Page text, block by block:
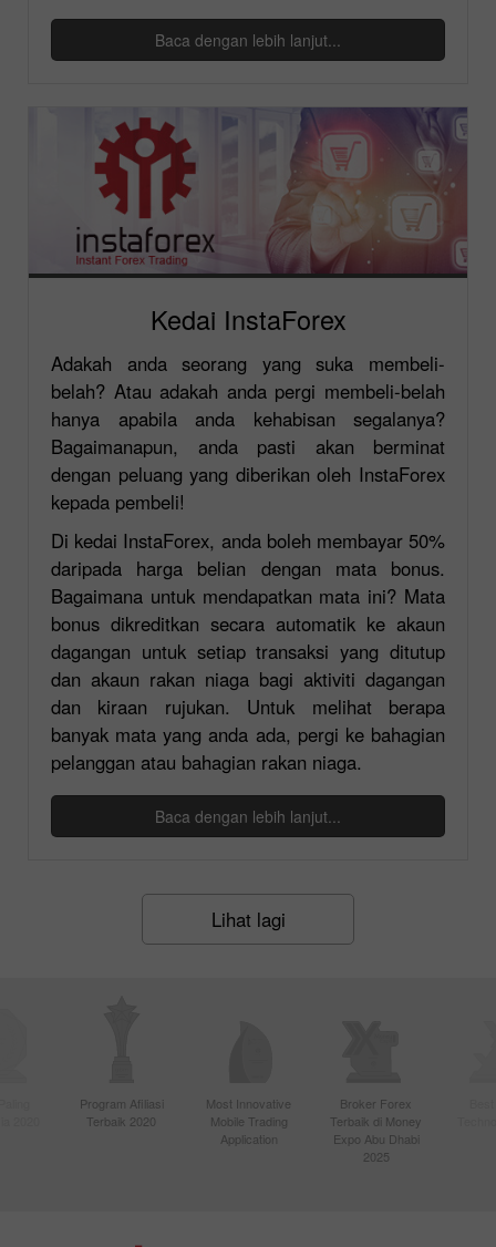
Baca dengan lebih lanjut...
Kedai InstaForex
Adakah anda seorang yang suka membeli-
belah? Atau adakah anda pergi membeli-belah
hanya apabila anda kehabisan segalanya?
Bagaimanapun, anda pasti akan berminat
dengan peluang yang diberikan oleh InstaForex
kepada pembeli!
Di kedai InstaForex, anda boleh membayar 50%
daripada harga belian dengan mata bonus.
Bagaimana untuk mendapatkan mata ini? Mata
bonus dikreditkan secara automatik ke akaun
dagangan untuk setiap transaksi yang ditutup
dan akaun rakan niaga bagi aktiviti dagangan
dan kiraan rujukan. Untuk melihat berapa
banyak mata yang anda ada, pergi ke bahagian
pelanggan atau bahagian rakan niaga.
Baca dengan lebih lanjut...
Lihat lagi
Program Afiliasi
Terbaik 2020
Most Innovative
Mobile Trading
Application
Broker Forex
Terbaik di Money
Expo Abu Dhabi
2025